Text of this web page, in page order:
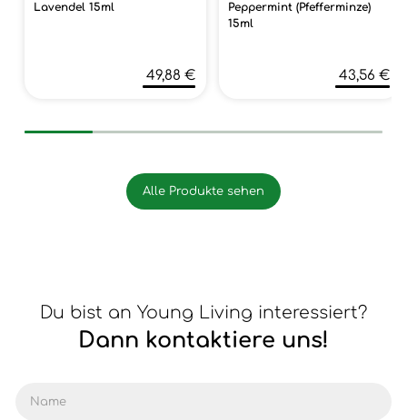
Lavendel 15ml
49,88 €
Peppermint (Pfefferminze)
15ml
43,56 €
Alle Produkte sehen
Du bist an Young Living interessiert?
Dann kontaktiere uns!